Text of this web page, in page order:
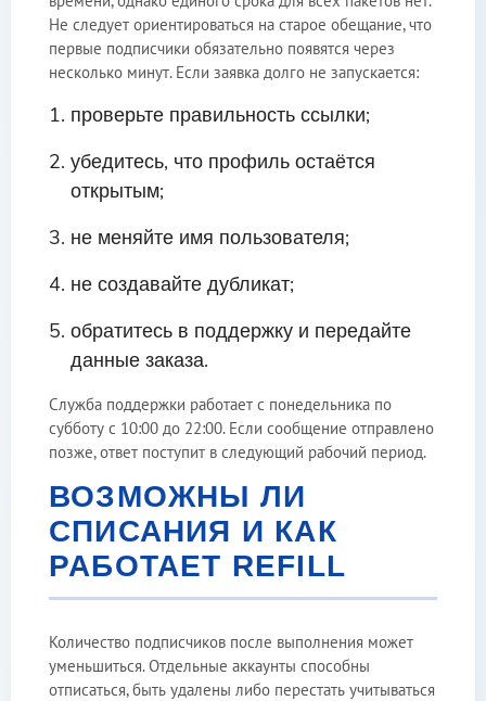
Не следует ориентироваться на старое обещание, что
первые подписчики обязательно появятся через
несколько минут. Если заявка долго не запускается:
проверьте правильность ссылки;
убедитесь, что профиль остаётся
открытым;
не меняйте имя пользователя;
не создавайте дубликат;
обратитесь в поддержку и передайте
данные заказа.
Служба поддержки работает с понедельника по
субботу с 10:00 до 22:00. Если сообщение отправлено
позже, ответ поступит в следующий рабочий период.
ВОЗМОЖНЫ ЛИ
СПИСАНИЯ И КАК
РАБОТАЕТ REFILL
Количество подписчиков после выполнения может
уменьшиться. Отдельные аккаунты способны
отписаться, быть удалены либо перестать учитываться